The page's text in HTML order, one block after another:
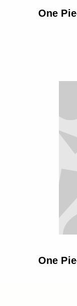
One
One